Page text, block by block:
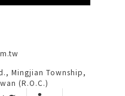
Mingjian Township,
(R.O.C.)